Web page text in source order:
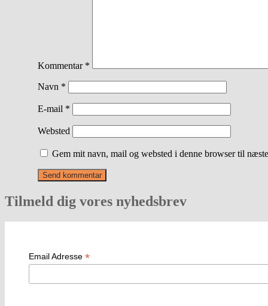
Kommentar *
Navn *
E-mail *
Websted
Gem mit navn, mail og websted i denne browser til
Tilmeld dig vores nyhedsbrev
Email Adresse *